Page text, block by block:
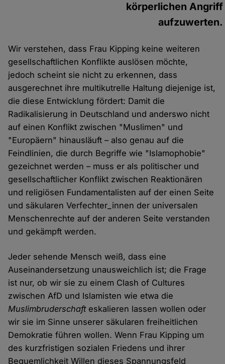
körperlichen Angriff
aufzuwerten.
Wir verstehen, dass Frau Kipping keine weiteren
gesellschaftlichen Konflikte auslösen möchte,
jedoch scheint sie nicht zu erkennen, dass
ausgerechnet ihre multikutrelle Haltung diejenige ist,
die diese Entwicklung fördert: Damit die
Radikalisierung in Deutschland und anderswo nicht
auf einen Konflikt zwischen "Muslimen" und
"Europäern" hinausläuft – also genau auf die
Feindlinien, die durch Begriffe wie "Islamophobie"
gezeichnet werden – muss er als politischer und
gesellschaftlicher Konflikt zwischen Reaktionären
und religiösen Fundamentalisten auf der einen Seite
und säkularen Verfechter_innen der universalen
Menschenrechte auf der anderen Seite verstanden
und gekämpft werden.
Jeder sehende Mensch weiß, dass eine
Auseinandersetzung unausweichlich ist; die Frage
ist nur, ob wir sie zu einem Clash of Cultures
zwischen AfD und Islamisten wie etwa die
Muslimbruderschafteskalieren lassen wollen oder
wir sie im Sinne unserer säkularen freiheitlichen
Demokratie führen wollen. Wenn Frau Kipping um
des kurzfristigen sozialen Friedens und ihrer
Bequemlichkeit Willen dieses Spannungsfeld